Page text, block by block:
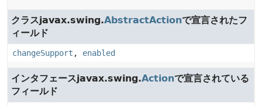
クラスjavax.swing.AbstractActionで宣言されたフ
ィールド
changeSupport , enabled
インタフェースjavax.swing.Actionで宣言されている
フィールド